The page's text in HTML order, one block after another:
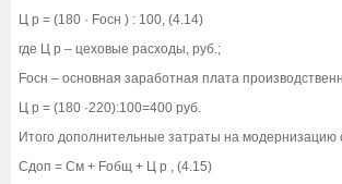
Ц р = (180 · Fосн ) : 100, (4.14)
где Ц р – цеховые расходы, руб.;
Fосн – основная заработная плата
Ц р = (180 ·220):100=400 руб.
Итого дополнительные затраты на модернизацию
Сдоп = См + Fобщ + Ц р , (4.15)